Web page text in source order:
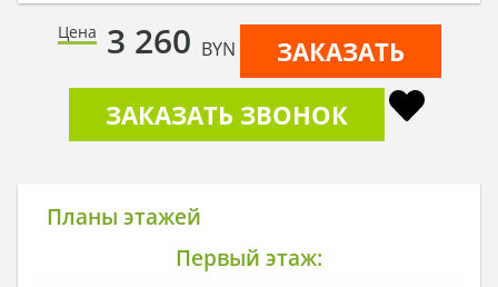
Цена 3 260 BYN
ЗАКАЗАТЬ
ЗАКАЗАТЬ ЗВОНОК
Планы этажей
Первый этаж: